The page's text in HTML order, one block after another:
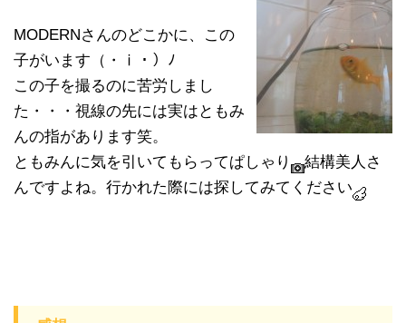
MODERNさんのどこかに、この
子がいます（・ⅰ・）ﾉ
この子を撮るのに苦労しまし
た・・・視線の先には実はともみ
んの指があります笑。
ともみんに気を引いてもらってぱしゃり
結構美人さ
んですよね。行かれた際には探してみてください